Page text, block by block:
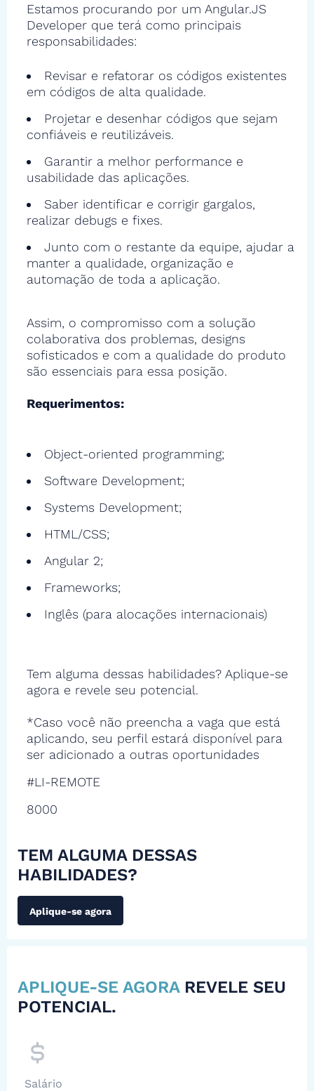
Estamos procurando por um Angular.JS
Developer que terá como principais
responsabilidades:
Revisar e refatorar os códigos existentes
em códigos de alta qualidade.
Projetar e desenhar códigos que sejam
confiáveis e reutilizáveis.
Garantir a melhor performance e
usabilidade das aplicações.
Saber identificar e corrigir gargalos,
realizar debugs e fixes.
Junto com o restante da equipe, ajudar a
manter a qualidade, organização e
automação de toda a aplicação.
Assim, o compromisso com a solução
colaborativa dos problemas, designs
sofisticados e com a qualidade do produto
são essenciais para essa posição.
Requerimentos:
Object-oriented programming;
Software Development;
Systems Development;
HTML/CSS;
Angular 2;
Frameworks;
Inglês (para alocações internacionais)
Tem alguma dessas habilidades? Aplique-se
agora e revele seu potencial.
*Caso você não preencha a vaga que está
aplicando, seu perfil estará disponível para
ser adicionado a outras oportunidades
#LI-REMOTE
8000
TEM ALGUMA DESSAS
HABILIDADES?
Aplique-se agora
APLIQUE-SE AGORA REVELE SEU
POTENCIAL.
Salário